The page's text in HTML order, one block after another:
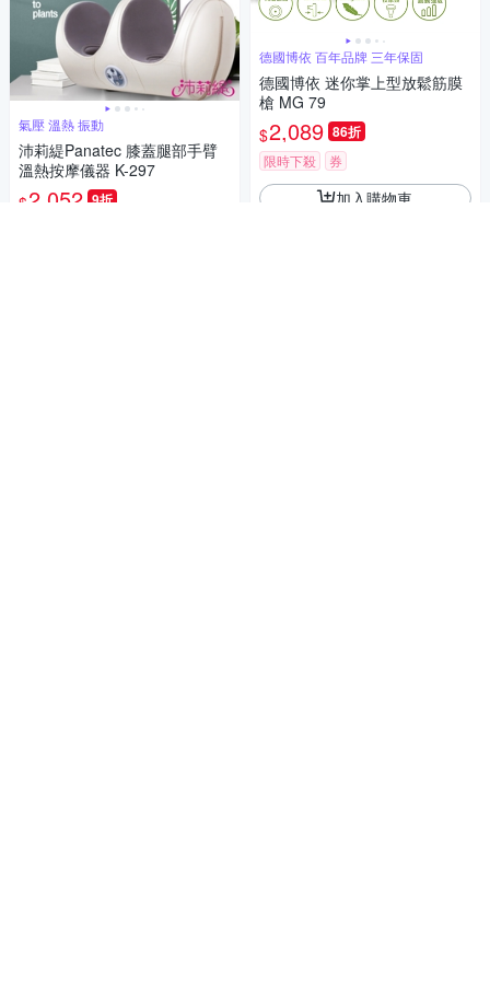
氣壓 溫熱 振動
沛莉緹Panatec 膝蓋腿部手臂
溫熱按摩儀器 K-297
$2,052 9折
德國博依 百年品牌 三年保固
德國博依 迷你掌上型放鬆筋膜
槍 MG 79
$2,089 86折
限時下殺 券
加入購物車